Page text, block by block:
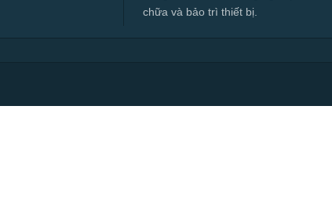
chữa và bảo trì thiết bị.